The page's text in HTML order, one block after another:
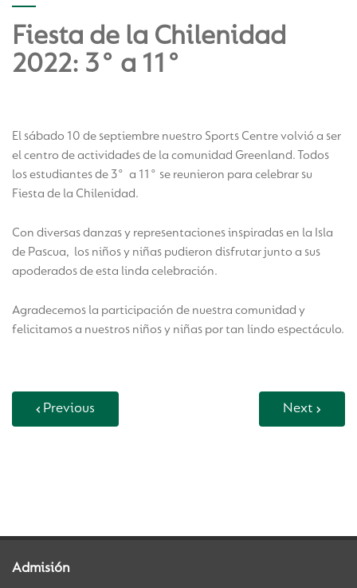
Fiesta de la Chilenidad
2022: 3° a 11°
El sábado 10 de septiembre nuestro Sports Centre volvió a ser
el centro de actividades de la comunidad Greenland. Todos
los estudiantes de 3° a 11° se reunieron para celebrar su
Fiesta de la Chilenidad.
Con diversas danzas y representaciones inspiradas en la Isla
de Pascua, los niños y niñas pudieron disfrutar junto a sus
apoderados de esta linda celebración.
Agradecemos la participación de nuestra comunidad y
felicitamos a nuestros niños y niñas por tan lindo espectáculo.
Previous Next
Admisión